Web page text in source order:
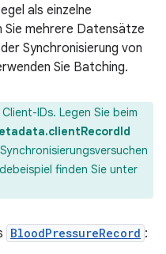
als einzelne
Sie mehrere Datensätze
Synchronisierung von
Sie Batching.
IDs. Legen Sie beim
finden Sie unter
BloodPressureRecord :